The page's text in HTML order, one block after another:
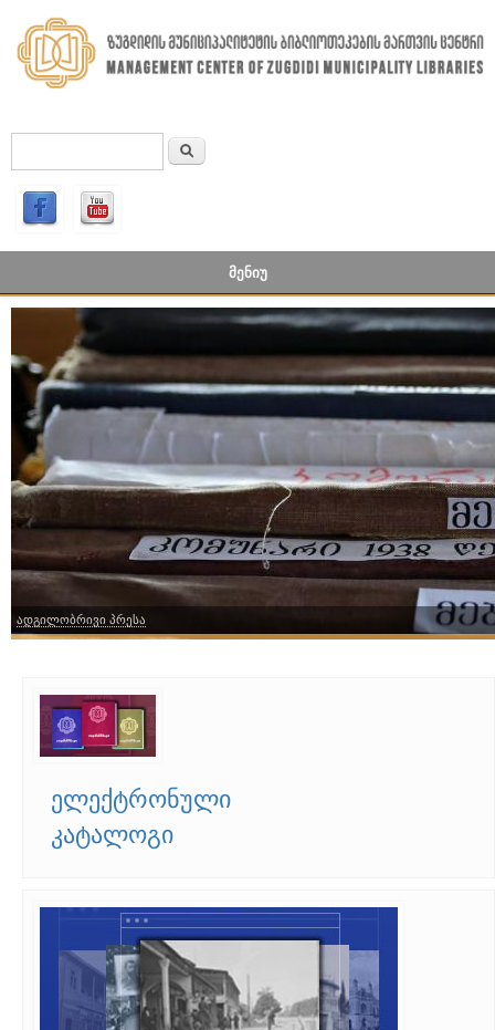
Skip to main content
SEARCH FORM
ᲛᲔᲜᲘᲣ
ადგილობრივი პრესა
ელექტრონული
კატალოგი